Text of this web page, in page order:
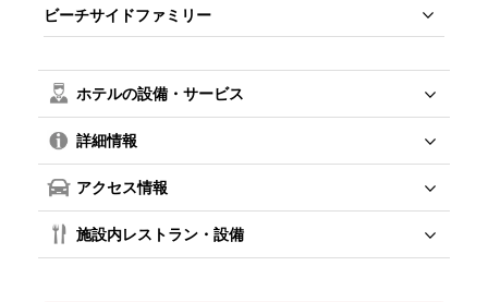
ビーチサイドファミリー
ホテルの設備・サービス
詳細情報
アクセス情報
施設内レストラン・設備